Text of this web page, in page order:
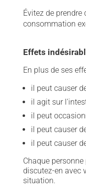
Évitez de
consommation
Effets
En plus de ses
il peut causer
il agit sur
il peut
il peut causer
il peut causer
Chaque
discutez-en avec
situation.